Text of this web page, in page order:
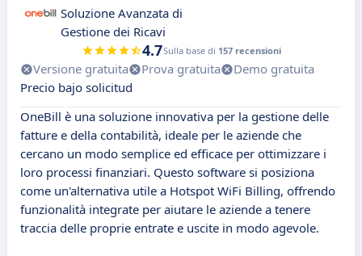
Soluzione Avanzata di
Gestione dei Ricavi
4.7Sulla base di 157 recensioni
Versione gratuita Prova gratuita
Demo gratuita
Precio bajo solicitud
OneBill è una soluzione innovativa per la gestione delle
fatture e della contabilità, ideale per le aziende che
cercano un modo semplice ed efficace per ottimizzare i
loro processi finanziari. Questo software si posiziona
come un'alternativa utile a Hotspot WiFi Billing, offrendo
funzionalità integrate per aiutare le aziende a tenere
traccia delle proprie entrate e uscite in modo agevole.